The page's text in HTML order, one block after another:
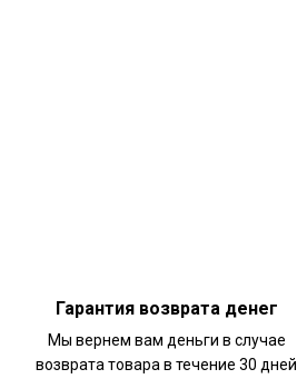
Гарантия возврата денег
Мы вернем вам деньги в случае
возврата товара в течение 30 дней